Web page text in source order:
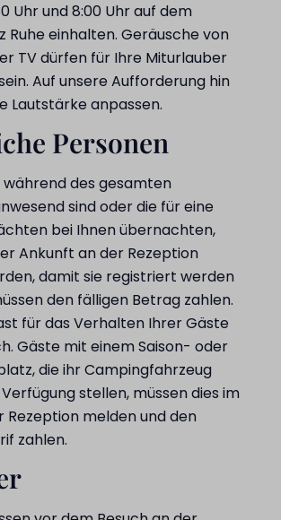
Uhr und 8:00 Uhr auf dem
Ruhe einhalten. Geräusche von
TV dürfen für Ihre Miturlauber
Auf unsere Aufforderung hin
Lautstärke anpassen.
Personen
während des gesamten
sind oder die für eine
bei Ihnen übernachten,
Ankunft an der Rezeption
damit sie registriert werden
den fälligen Betrag zahlen.
für das Verhalten Ihrer Gäste
Gäste mit einem Saison- oder
die ihr Campingfahrzeug
stellen, müssen dies im
Rezeption melden und den
zahlen.